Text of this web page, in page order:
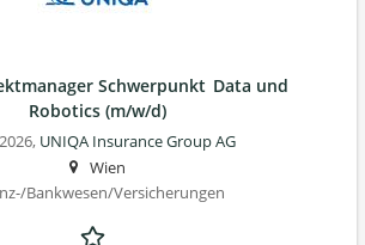
Schwerpunkt Data und
Robotics (m/w/d)
UNIQA Insurance Group AG
Wien
Bankwesen/Versicherungen